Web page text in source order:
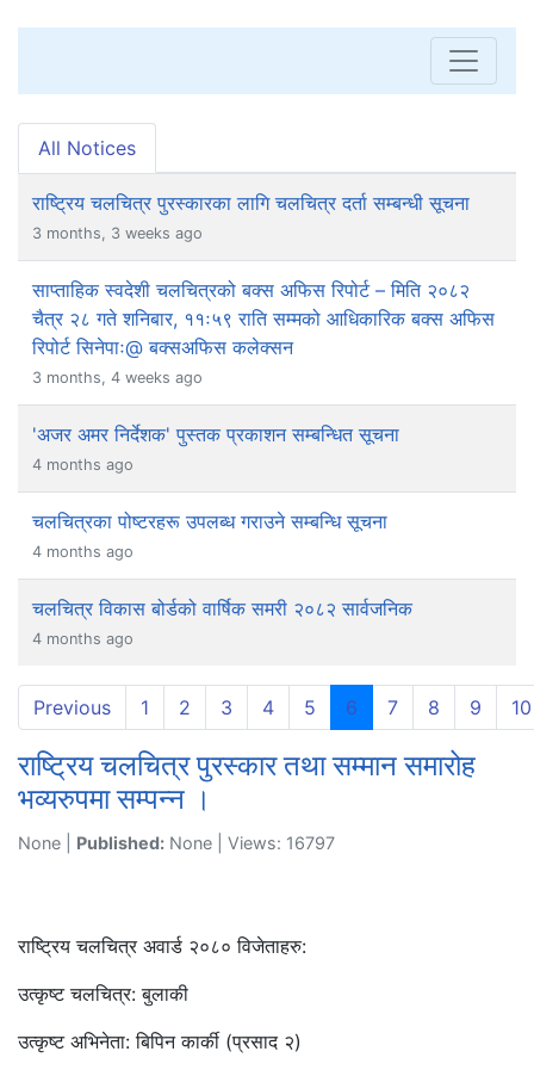
All Notices
राष्ट्रिय चलचित्र पुरस्कारका लागि चलचित्र दर्ता सम्बन्धी सूचना
3 months, 3 weeks ago
साप्ताहिक स्वदेशी चलचित्रको बक्स अफिस रिपोर्ट – मिति २०८२
चैत्र २८ गते शनिबार, ११ः५९ राति सम्मको आधिकारिक बक्स अफिस
रिपोर्ट सिनेपाः@ बक्सअफिस कलेक्सन
3 months, 4 weeks ago
'अजर अमर निर्देशक' पुस्तक प्रकाशन सम्बन्धित सूचना
4 months ago
चलचित्रका पोष्टरहरू उपलब्ध गराउने सम्बन्धि सूचना
4 months ago
चलचित्र विकास बोर्डको वार्षिक समरी २०८२ सार्वजनिक
4 months ago
Previous 1 2 3 4 5 6 (current)
7 8 9 10
राष्ट्रिय चलचित्र पुरस्कार तथा सम्मान समारोह
भव्यरुपमा सम्पन्न ।
None | Published: None | Views: 16797
राष्ट्रिय चलचित्र अवार्ड २०८० विजेताहरु:
उत्कृष्ट चलचित्र: बुलाकी
उत्कृष्ट अभिनेता: बिपिन कार्की (प्रसाद २)